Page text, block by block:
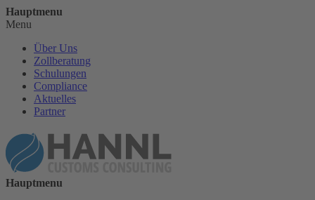
Hauptmenu
Menu
Über Uns
Zollberatung
Schulungen
Compliance
Aktuelles
Partner
Hauptmenu